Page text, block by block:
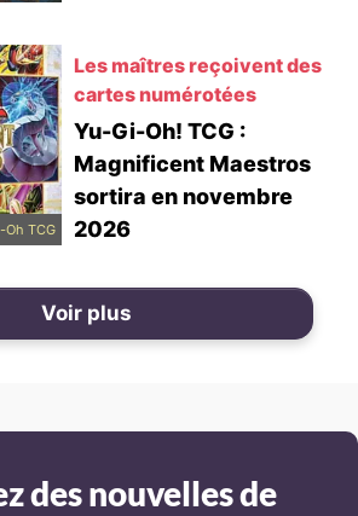
Oh TCG
Les maîtres reçoivent des
cartes numérotées
Yu-Gi-Oh! TCG :
Magnificent Maestros
sortira en novembre
2026
Voir plus
des nouvelles de